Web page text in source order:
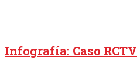
Infografía: Caso RCTV